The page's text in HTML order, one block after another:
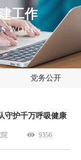
工作
WORK
党务公开
守护千万呼吸健康
9356